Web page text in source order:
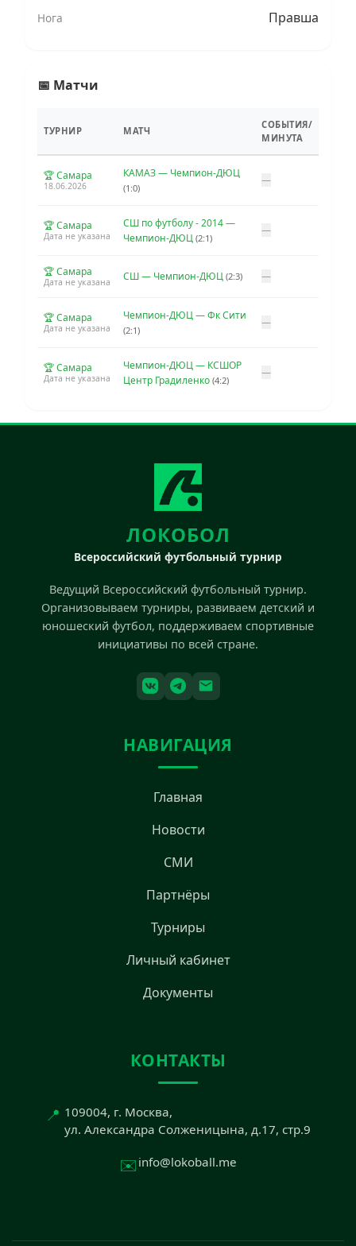
Нога Правша
📅 Матчи
ТУРНИР МАТЧ
СОБЫТИЯ/
МИНУТА
🏆 Самара
18.06.2026
КАМАЗ — Чемпион-ДЮЦ
(1:0)
—
🏆 Самара
Дата не указана
СШ по футболу - 2014 —
Чемпион-ДЮЦ (2:1)
—
🏆 Самара
Дата не указана СШ — Чемпион-ДЮЦ (2:3) —
🏆 Самара
Дата не указана
Чемпион-ДЮЦ — Фк Сити
(2:1)
—
🏆 Самара
Дата не указана
Чемпион-ДЮЦ — КСШОР
Центр Градиленко (4:2)
—
ЛОКОБОЛ
Всероссийский футбольный турнир
Ведущий Всероссийский футбольный турнир.
Организовываем турниры, развиваем детский и
юношеский футбол, поддерживаем спортивные
инициативы по всей стране.
НАВИГАЦИЯ
Главная
Новости
СМИ
Партнёры
Турниры
Личный кабинет
Документы
КОНТАКТЫ
📍 109004, г. Москва,
ул. Александра Солженицына, д.17, стр.9
✉️ info@lokoball.me